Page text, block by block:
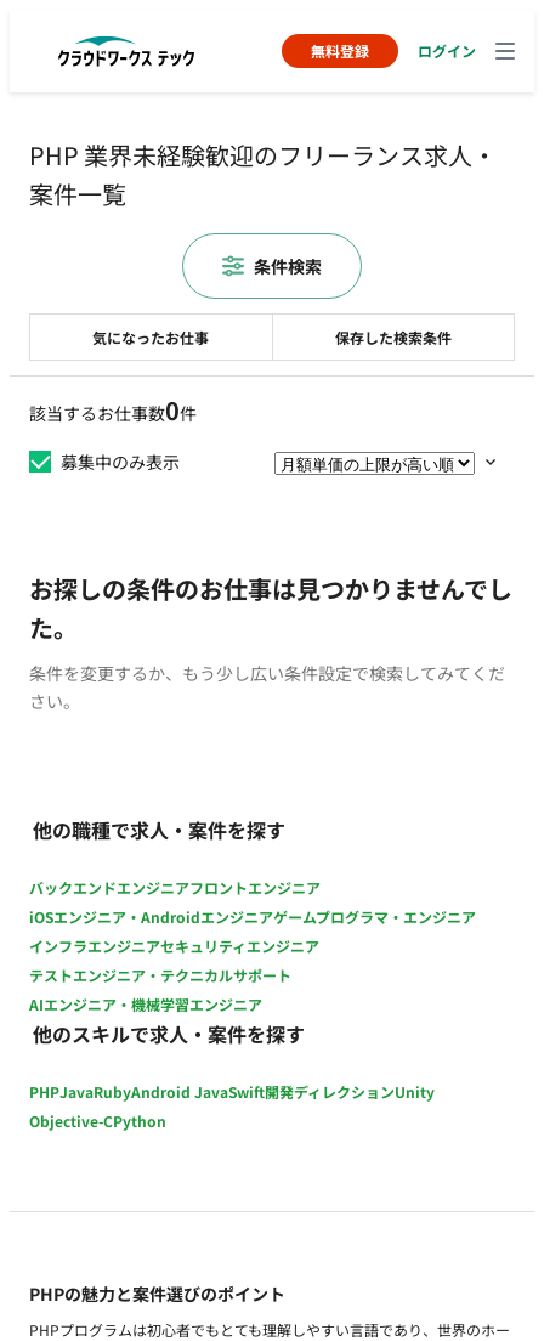
無料登録 ログイン
PHP 業界未経験歓迎のフリーランス求人・
案件一覧
該当するお仕事数0件
募集中のみ表示
お探しの条件のお仕事は見つかりませんでし
た。
条件を変更するか、もう少し広い条件設定で検索してみてくだ
さい。
他の職種で求人・案件を探す
バックエンドエンジニアフロントエンジニア
iOSエンジニア・Androidエンジニアゲームプログラマ・エンジニア
インフラエンジニアセキュリティエンジニア
テストエンジニア・テクニカルサポート
AIエンジニア・機械学習エンジニア
他のスキルで求人・案件を探す
PHPJavaRubyAndroid JavaSwift開発ディレクションUnity
Objective-CPython
PHPの魅力と案件選びのポイント
PHPプログラムは初心者でもとても理解しやすい言語であり、世界のホー
気になったお仕事 保存した検索条件
条件検索